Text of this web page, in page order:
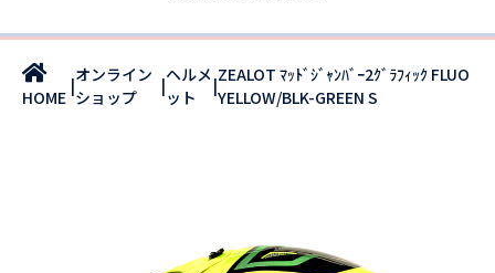
HOME
|
オンライン
ショップ
|
ヘルメ
ット
|
ZEALOT ﾏｯﾄﾞｼﾞｬﾝﾊﾞｰ2ｸﾞﾗﾌｨｯｸ FLUO
YELLOW/BLK-GREEN S